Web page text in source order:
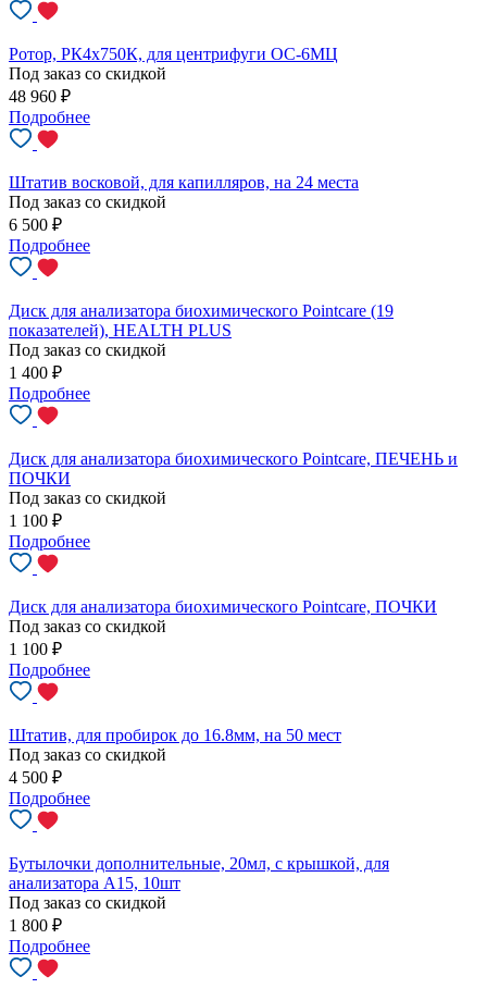
Ротор, РК4х750К, для центрифуги ОС-6МЦ
Под заказ со скидкой
48 960 ₽
Подробнее
Штатив восковой, для капилляров, на 24 места
Под заказ со скидкой
6 500 ₽
Подробнее
Диск для анализатора биохимического Pointcare (19
показателей), HEALTH PLUS
Под заказ со скидкой
1 400 ₽
Подробнее
Диск для анализатора биохимического Pointcare, ПЕЧЕНЬ и
ПОЧКИ
Под заказ со скидкой
1 100 ₽
Подробнее
Диск для анализатора биохимического Pointcare, ПОЧКИ
Под заказ со скидкой
1 100 ₽
Подробнее
Штатив, для пробирок до 16.8мм, на 50 мест
Под заказ со скидкой
4 500 ₽
Подробнее
Бутылочки дополнительные, 20мл, с крышкой, для
анализатора А15, 10шт
Под заказ со скидкой
1 800 ₽
Подробнее